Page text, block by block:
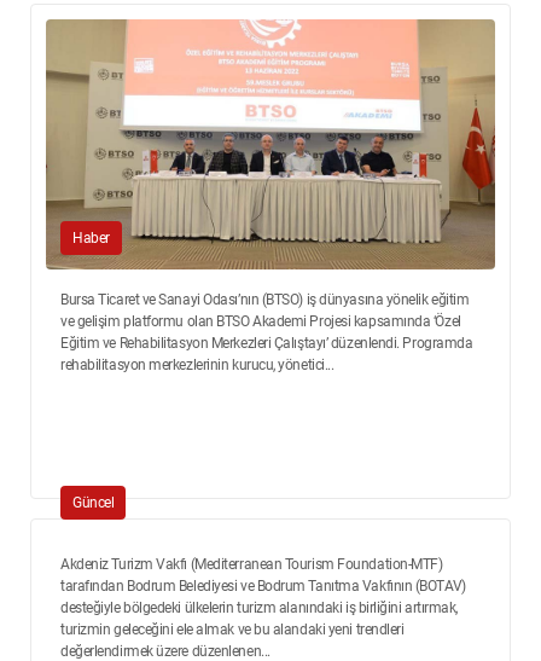
Haber
Bursa Ticaret ve Sanayi Odası’nın (BTSO) iş dünyasına yönelik eğitim
ve gelişim platformu olan BTSO Akademi Projesi kapsamında ‘Özel
Eğitim ve Rehabilitasyon Merkezleri Çalıştayı’ düzenlendi. Programda
rehabilitasyon merkezlerinin kurucu, yönetici...
Güncel
Akdeniz Turizm Vakfı (Mediterranean Tourism Foundation-MTF)
tarafından Bodrum Belediyesi ve Bodrum Tanıtma Vakfının (BOTAV)
desteğiyle bölgedeki ülkelerin turizm alanındaki iş birliğini artırmak,
turizmin geleceğini ele almak ve bu alandaki yeni trendleri
değerlendirmek üzere düzenlenen...